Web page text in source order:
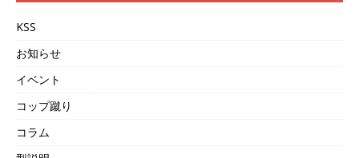
KSS
お知らせ
イベント
コップ蹴り
コラム